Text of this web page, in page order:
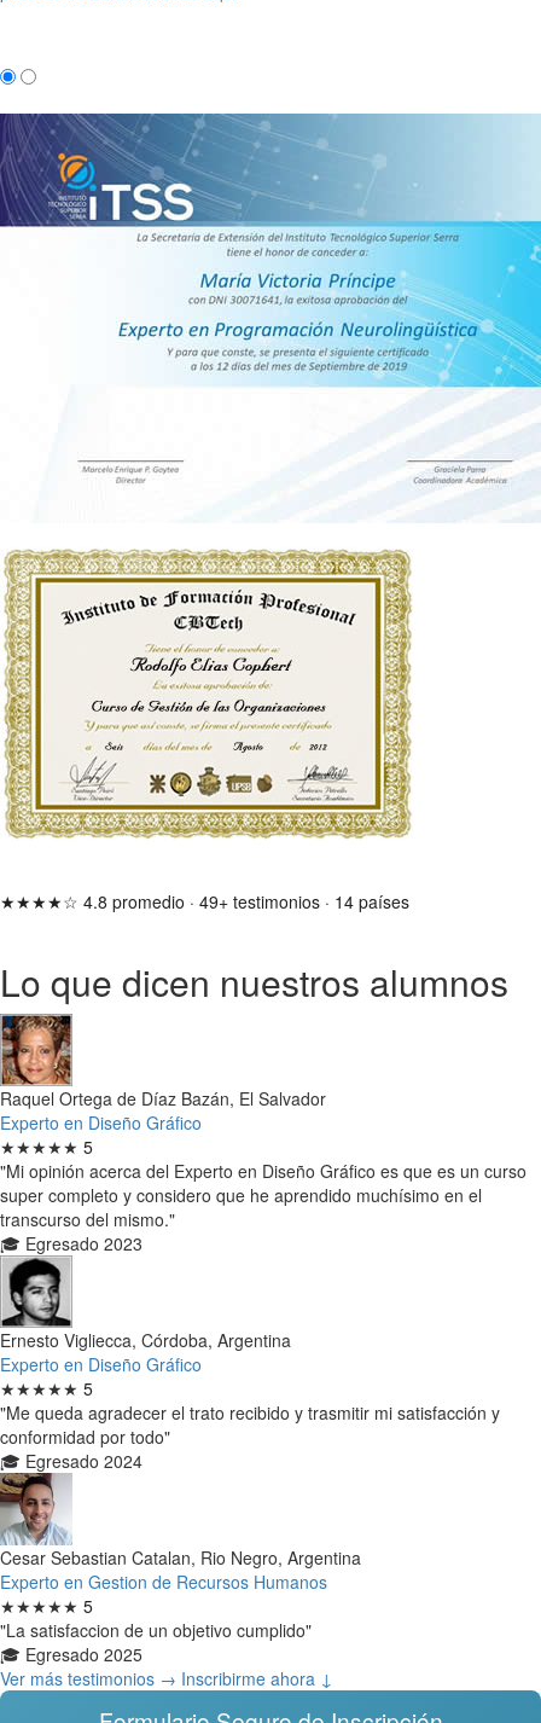
★★★★☆ 4.8 promedio · 49+ testimonios · 14 países
Lo que dicen nuestros alumnos
Raquel Ortega de Díaz Bazán, El Salvador
Experto en Diseño Gráfico
★★★★★ 5
"Mi opinión acerca del Experto en Diseño Gráfico es que es un curso
super completo y considero que he aprendido muchísimo en el
transcurso del mismo."
🎓 Egresado 2023
Ernesto Vigliecca, Córdoba, Argentina
Experto en Diseño Gráfico
★★★★★ 5
"Me queda agradecer el trato recibido y trasmitir mi satisfacción y
conformidad por todo"
🎓 Egresado 2024
Cesar Sebastian Catalan, Rio Negro, Argentina
Experto en Gestion de Recursos Humanos
★★★★★ 5
"La satisfaccion de un objetivo cumplido"
🎓 Egresado 2025
Ver más testimonios → Inscribirme ahora ↓